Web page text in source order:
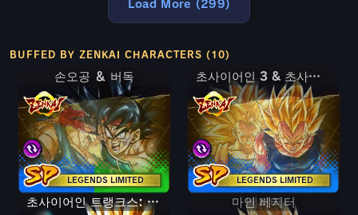
Load More (299)
BUFFED BY ZENKAI CHARACTERS (10)
LEGENDS LIMITED
손오공 ＆ 버독
손오공 ＆ 버독
LEGENDS LIMITED
초사이어인 3 & 초사이어인 2 손오공 & 베지터
초사이어인 3 & 초사이어인 2 손오공 & 베지터
초사이어인 트랭크스: 청년기 베지터
마인 베지터